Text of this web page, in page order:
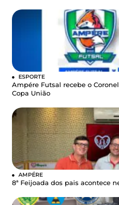
ESPORTE
Ampére Futsal recebe o
Copa União
AMPÉRE
8ª Feijoada dos pais acontece